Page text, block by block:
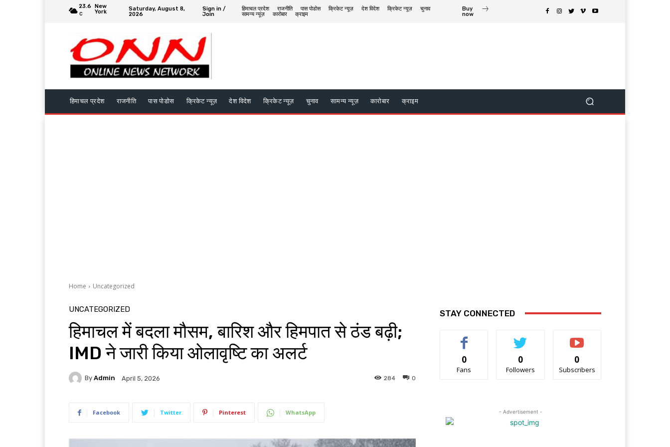
23.6
C
New
York
Saturday, August 8,
2026
Sign in /
Join
हिमाचल प्रदेश राजनीति पास पोडोस क्रिकेट न्यूज़ देश विदेश क्रिकेट न्यूज़
चुनाव
सामन्य न्यूज़
कारोबार क्राइम
Buy
now
हिमाचल प्रदेश राजनीति पास पोडोस क्रिकेट न्यूज़ देश विदेश क्रिकेट न्यूज़ चुनाव सामन्य न्यूज़ कारोबार क्राइम
Home Uncategorized
UNCATEGORIZED
हिमाचल में बदला मौसम, बारिश और हिमपात से ठंड बढ़ी;
IMD ने जारी किया ओलावृष्टि का अलर्ट
By Admin April 5, 2026 0
284
Facebook Twitter Pinterest WhatsApp
STAY CONNECTED
0
Fans
0
Followers
0
Subscribers
- Advertisement -